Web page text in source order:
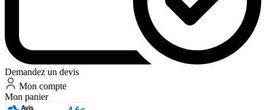
Demandez un devis
Mon compte
Mon panier